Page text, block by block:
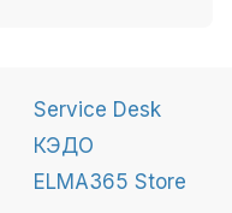
Service Desk
КЭДО
ELMA365 Store